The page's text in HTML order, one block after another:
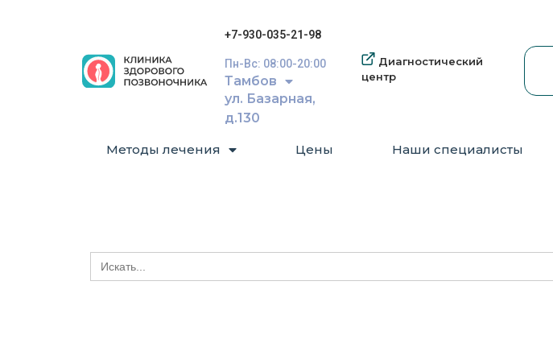
+7-930-035-21-98
Пн-Вс: 08:00-20:00
Тамбов
ул. Базарная,
д.130
Диагностический
центр
Методы лечения Цены Наши специалисты
Search
for: